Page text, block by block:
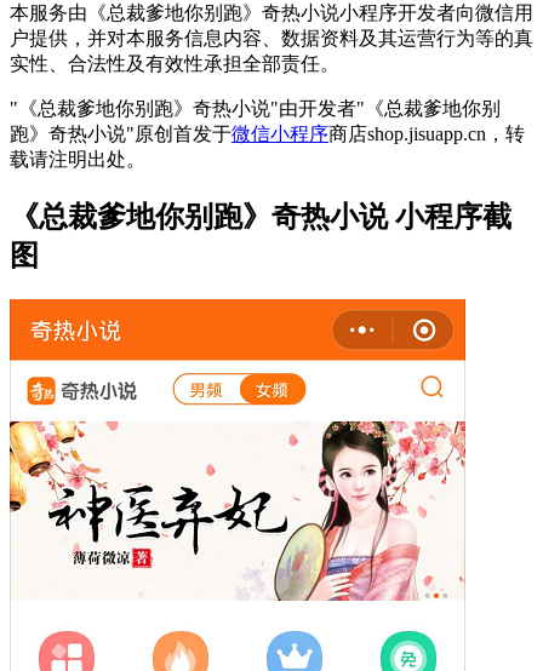
本服务由《总裁爹地你别跑》奇热小说小程序开发者向微信用
户提供，并对本服务信息内容、数据资料及其运营行为等的真
实性、合法性及有效性承担全部责任。
"《总裁爹地你别跑》奇热小说"由开发者"《总裁爹地你别
跑》奇热小说"原创首发于微信小程序商店shop.jisuapp.cn，转
载请注明出处。
《总裁爹地你别跑》奇热小说 小程序截
图